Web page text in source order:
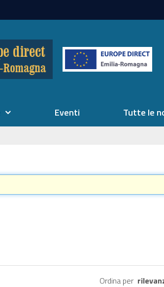
Eventi Tutte le
Ordina per